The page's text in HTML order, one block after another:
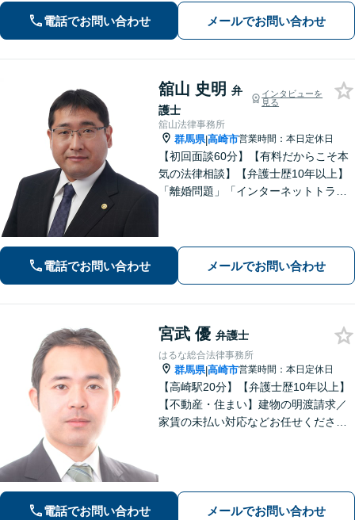
験・ノウハウを活かして共同して取り
組んでいきます。
電話でお問い合わせ メールでお問い合わせ
舘山 史明 弁
護士
インタビューを
見る
舘山法律事務所
群馬県|高崎市営業時間：本日定休日
【初回面談60分】【有料だからこそ本
気の法律相談】【弁護士歴10年以上】
「離婚問題」「インターネットトラブ
を展開します【高崎駅徒歩15分】
電話でお問い合わせ メールでお問い合わせ
宮武 優 弁護士
はるな総合法律事務所
群馬県|高崎市営業時間：本日定休日
【高崎駅20分】【弁護士歴10年以上】
【不動産・住まい】建物の明渡請求／
家賃の未払い対応などお任せくださ
気軽にご相談ください。
電話でお問い合わせ メールでお問い合わせ